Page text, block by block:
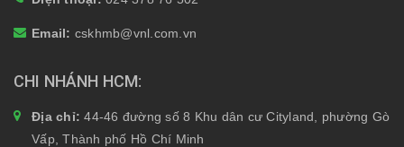
Email: cskhmb@vnl.com.vn
CHI NHÁNH HCM
Địa chỉ:44-46 đường số 8 Khu dân cư Cityland, phường Gò
Vấp, Thành phố Hồ Chí Minh